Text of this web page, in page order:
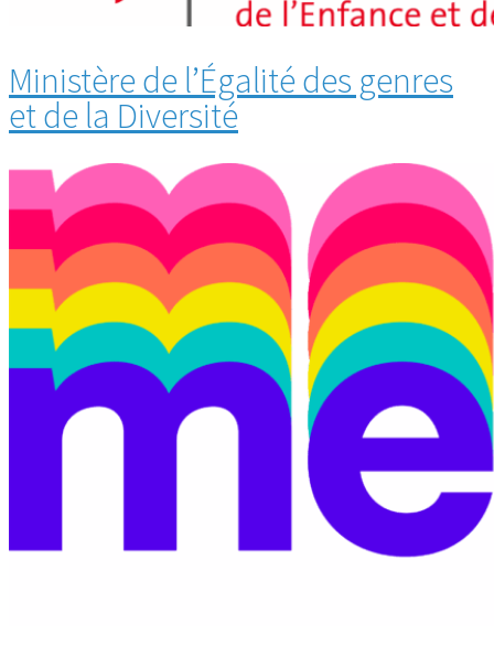
Ministère de l’Égalité des genres
et de la Diversité